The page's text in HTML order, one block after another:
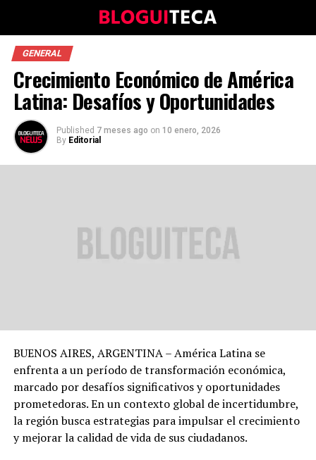
GENERAL
Crecimiento Económico de América
Latina: Desafíos y Oportunidades
Published 7 meses ago on 10 enero, 2026
By Editorial
BUENOS AIRES, ARGENTINA – América Latina se
enfrenta a un período de transformación económica,
marcado por desafíos significativos y oportunidades
prometedoras. En un contexto global de incertidumbre,
la región busca estrategias para impulsar el crecimiento
y mejorar la calidad de vida de sus ciudadanos.